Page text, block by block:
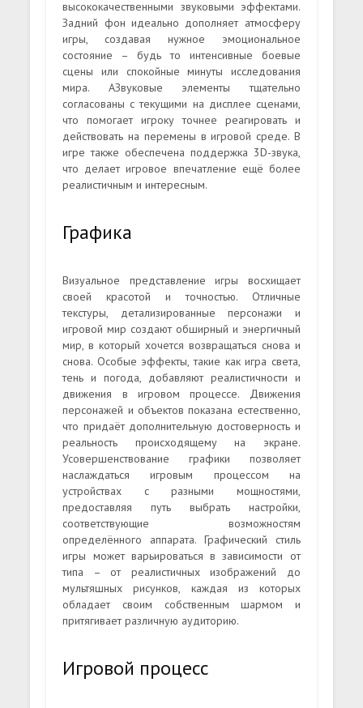
высококачественными звуковыми эффектами.
Задний фон идеально дополняет атмосферу
игры, создавая нужное эмоциональное
состояние – будь то интенсивные боевые
сцены или спокойные минуты исследования
мира. АЗвуковые элементы тщательно
согласованы с текущими на дисплее сценами,
что помогает игроку точнее реагировать и
действовать на перемены в игровой среде. В
игре также обеспечена поддержка 3D-звука,
что делает игровое впечатление ещё более
реалистичным и интересным.
Графика
Визуальное представление игры восхищает
своей красотой и точностью. Отличные
текстуры, детализированные персонажи и
игровой мир создают обширный и энергичный
мир, в который хочется возвращаться снова и
снова. Особые эффекты, такие как игра света,
тень и погода, добавляют реалистичности и
движения в игровом процессе. Движения
персонажей и объектов показана естественно,
что придаёт дополнительную достоверность и
реальность происходящему на экране.
Усовершенствование графики позволяет
наслаждаться игровым процессом на
устройствах с разными мощностями,
предоставляя путь выбрать настройки,
соответствующие возможностям
определённого аппарата. Графический стиль
игры может варьироваться в зависимости от
типа – от реалистичных изображений до
мультяшных рисунков, каждая из которых
обладает своим собственным шармом и
притягивает различную аудиторию.
Игровой процесс